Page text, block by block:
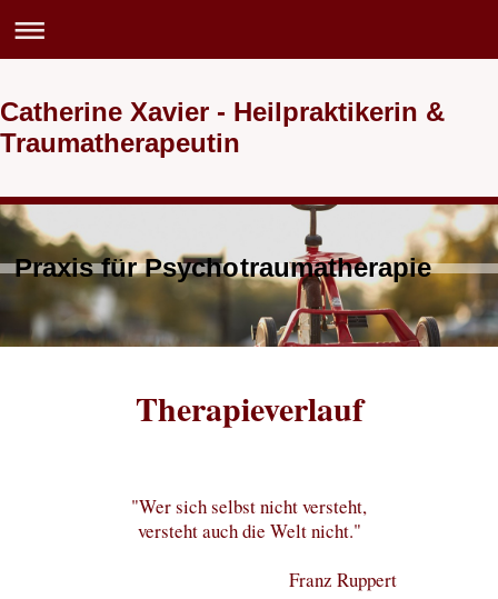
Catherine Xavier - Heilpraktikerin &
Traumatherapeutin
Praxis für Psychotraumatherapie
Therapieverlauf
"Wer sich selbst nicht versteht,
versteht auch die Welt nicht."
Franz Ruppert